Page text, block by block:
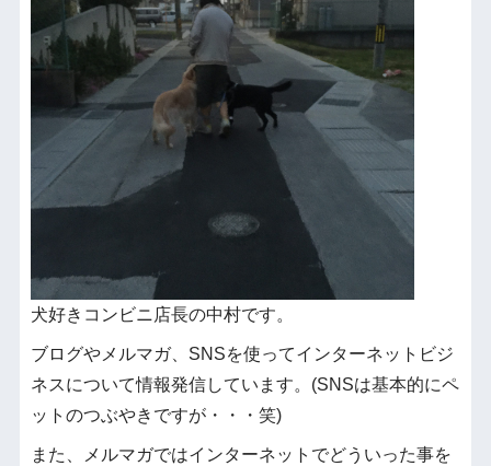
犬好きコンビニ店長の中村です。
ブログやメルマガ、SNSを使ってインターネットビジ
ネスについて情報発信しています。(SNSは基本的にペ
ットのつぶやきですが・・・笑)
また、メルマガではインターネットでどういった事を